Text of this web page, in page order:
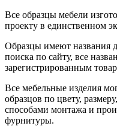
Все образцы мебели
проекту в единственном
Образцы имеют названия
поиска по сайту, все
зарегистрированным
Все мебельные изделия
образцов по цвету,
способами монтажа и
фурнитуры.